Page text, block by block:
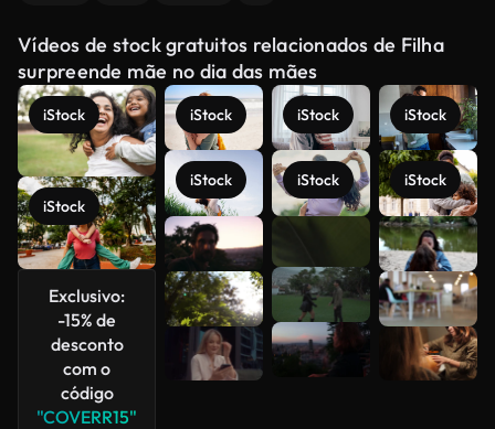
Vídeos de stock gratuitos relacionados de Filha
surpreende mãe no dia das mães
iStock
iStock
Exclusivo:
-15% de
desconto
com o
código
"COVERR15"
iStock
iStock
iStock
iStock
iStock
iStock
Veja mais